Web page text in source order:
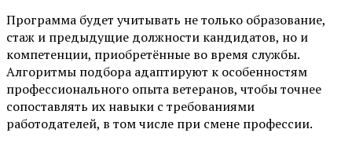
Программа будет учитывать не только образование,
стаж и предыдущие должности кандидатов, но и
компетенции, приобретённые во время службы.
Алгоритмы подбора адаптируют к особенностям
профессионального опыта ветеранов, чтобы точнее
сопоставлять их навыки с требованиями
работодателей, в том числе при смене профессии.